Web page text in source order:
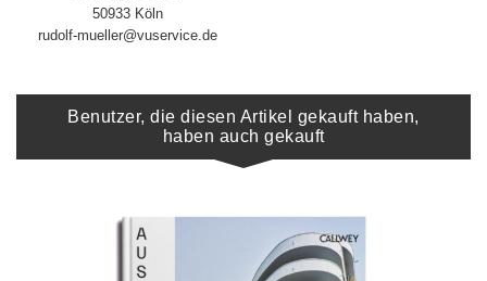
50933 Köln
rudolf-mueller@vuservice.de
Benutzer, die diesen Artikel gekauft haben,
haben auch gekauft